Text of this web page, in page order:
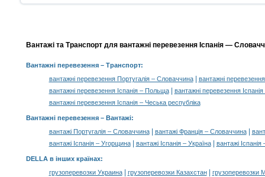
Вантажі та Транспорт для вантажні перевезення Іспанія —
Вантажні перевезення– Транспорт:
вантажні перевезення Португалія – Словаччина|
вантажні
вантажні перевезення Іспанія – Польща|
вантажні перевезення
вантажні перевезення Іспанія – Чеська республіка
Вантажні перевезення – Вантажі:
вантажі Португалія – Словаччина| вантажі Франція – Словаччина|
вантажі Іспанія – Угорщина| вантажі Іспанія – Україна| вантажі
DELLA в інших країнах:
грузоперевозки Украина| грузоперевозки Казахстан|
грузоперевозки